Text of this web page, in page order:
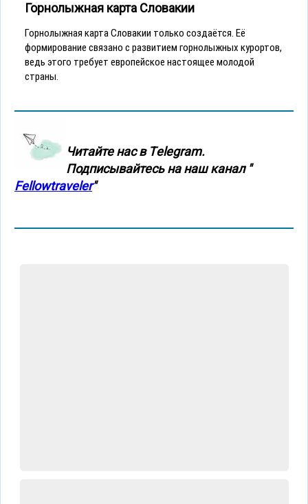
Горнолыжная карта Словакии
Горнолыжная карта Словакии только создаётся. Её
формирование связано с развитием горнолыжных курортов,
ведь этого требует европейское настоящее молодой
страны.
Читайте нас в Тelegram.
Подписывайтесь на наш канал "
Fellowtraveler"